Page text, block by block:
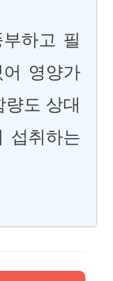
하고 필
영양가
도 상대
섭취하는